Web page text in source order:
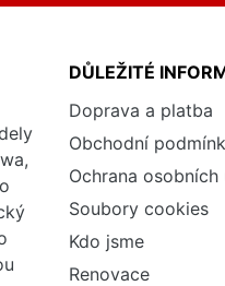
DŮLEŽITÉ
Doprava a platba
Obchodní
Ochrana osobních
Soubory cookies
Kdo jsme
Renovace